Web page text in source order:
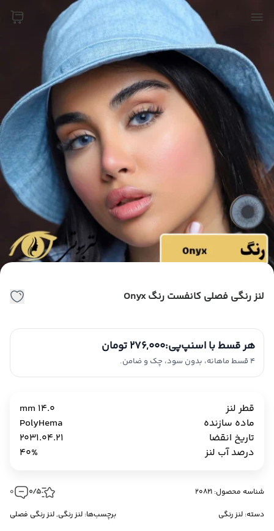
لنز رنگی فصلی کانفست رنگ Onyx
هر قسط با اسنپ‌پی:276,000 تومان
4 قسط ماهانه، بدون سود، چک و ضامن.
قطر لنز
14.0 mm
ماده سازنده
PolyHema
تاریخ انقضا
2031.04.21
درصد آب لنز
40%
شناسه محصول: 20821 0/5
0
دسته: لنز رنگی برچسب‌ها: لنز رنگی,لنز رنگی فصلی